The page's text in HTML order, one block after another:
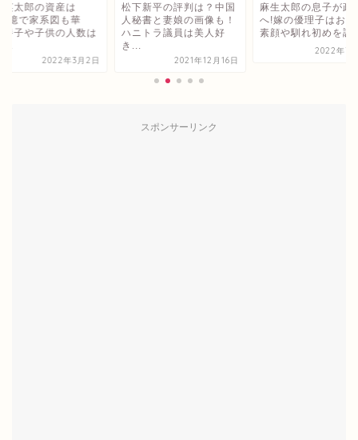
英太郎の資産は
億で家系図も華
養子や子供の人数は
2022年3月2日
松下新平の評判は？中国
人秘書と妻娘の画像も！
ハニトラ議員は美人好
き...
2021年12月16日
麻生太郎の息子が政
へ!嫁の優理子はお
素顔や馴れ初めを調
2022年7
スポンサーリンク